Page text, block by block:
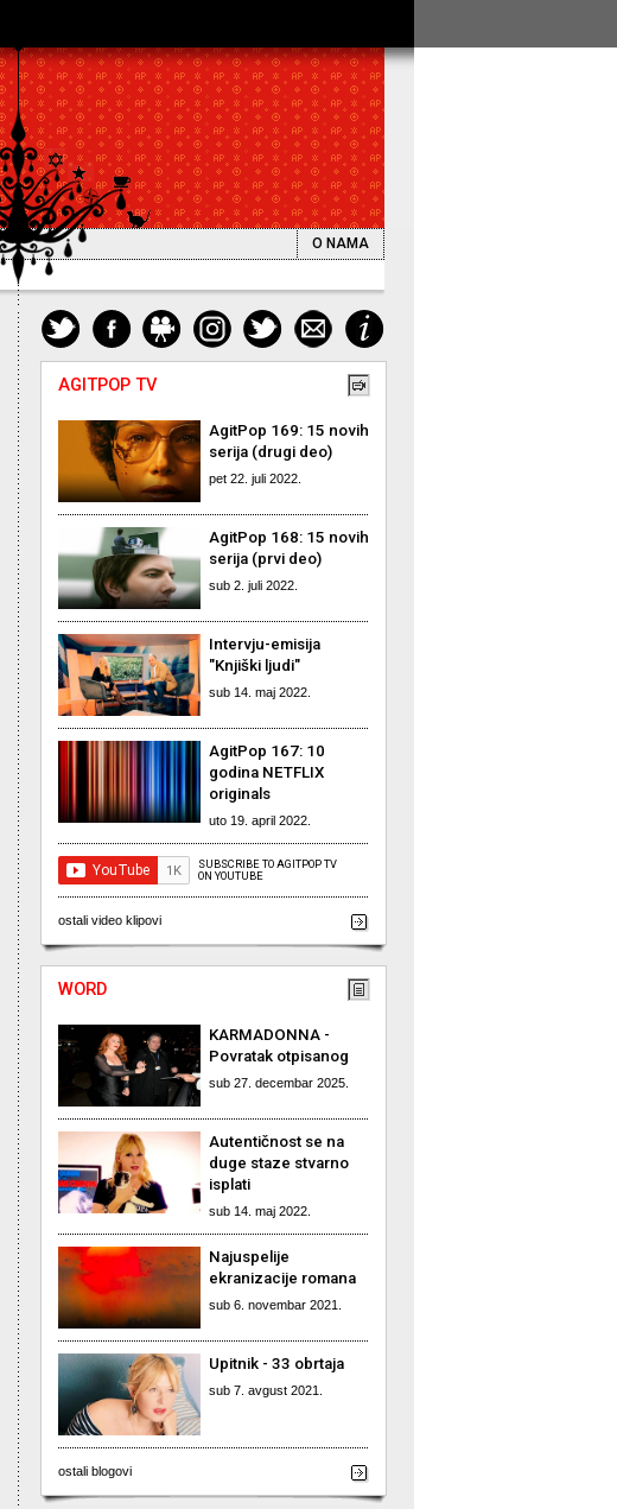
O NAMA
AGITPOP TV
AgitPop 169: 15 novih
serija (drugi deo)
pet 22. juli 2022.
AgitPop 168: 15 novih
serija (prvi deo)
sub 2. juli 2022.
Intervju-emisija
"Knjiški ljudi"
sub 14. maj 2022.
AgitPop 167: 10
godina NETFLIX
originals
uto 19. april 2022.
SUBSCRIBE TO AGITPOP TV
ON YOUTUBE
ostali video klipovi
WORD
KARMADONNA -
Povratak otpisanog
sub 27. decembar 2025.
Autentičnost se na
duge staze stvarno
isplati
sub 14. maj 2022.
Najuspelije
ekranizacije romana
sub 6. novembar 2021.
Upitnik - 33 obrtaja
sub 7. avgust 2021.
ostali blogovi